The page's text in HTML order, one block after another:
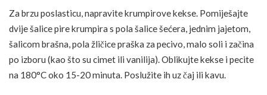
Za brzu poslasticu, napravite krumpirove kekse. Pomiješajte
dvije šalice pire krumpira s pola šalice šećera, jednim jajetom,
šalicom brašna, pola žličice praška za pecivo, malo soli i začina
po izboru (kao što su cimet ili vanilija). Oblikujte kekse i pecite
na 180°C oko 15-20 minuta. Poslužite ih uz čaj ili kavu.